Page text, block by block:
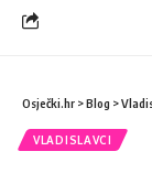
Osječki.hr >Blog >
VLADISLAVCI